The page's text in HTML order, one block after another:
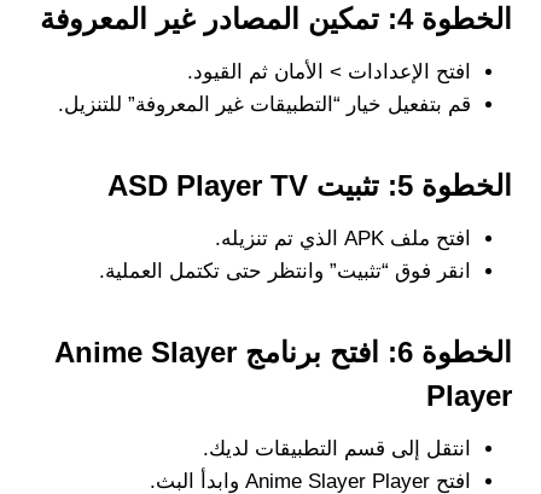
الخطوة 4: تمكين المصادر غير المعروفة
افتح الإعدادات > الأمان ثم القيود.
قم بتفعيل خيار “التطبيقات غير المعروفة” للتنزيل.
الخطوة 5: تثبيت ASD Player TV
افتح ملف APK الذي تم تنزيله.
انقر فوق “تثبيت” وانتظر حتى تكتمل العملية.
الخطوة 6: افتح برنامج Anime Slayer
Player
انتقل إلى قسم التطبيقات لديك.
افتح Anime Slayer Player وابدأ البث.